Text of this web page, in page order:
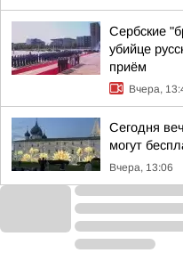
Сербские
убийце
приём
Вчера,
Сегодня
могут
Вчера, 13:06